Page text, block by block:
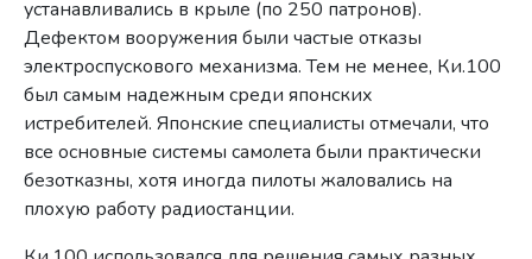
устанавливались в крыле (по 250 патронов).
Дефектом вооружения были частые отказы
электроспускового механизма. Тем не менее, Ки.100
был самым надежным среди японских
истребителей. Японские специалисты отмечали, что
все основные системы самолета были практически
безотказны, хотя иногда пилоты жаловались на
плохую работу радиостанции.